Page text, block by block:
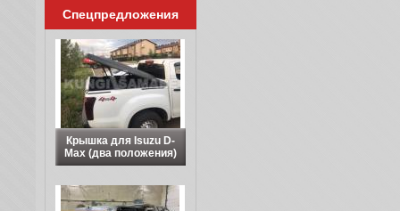
Спецпредложения
Крышка для Isuzu D-
Max (два положения)